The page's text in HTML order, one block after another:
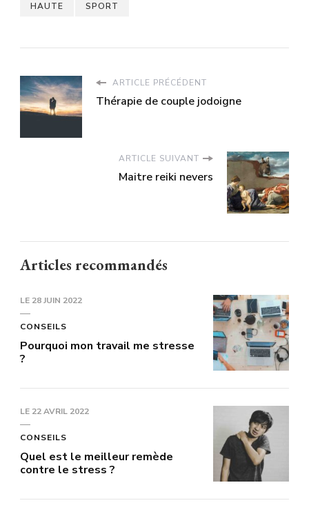
HAUTE SPORT
ARTICLE PRÉCÉDENT
Thérapie de couple jodoigne
ARTICLE SUIVANT
Maitre reiki nevers
Articles recommandés
LE 28 JUIN 2022
CONSEILS
Pourquoi mon travail me stresse
?
LE 22 AVRIL 2022
CONSEILS
Quel est le meilleur remède
contre le stress ?